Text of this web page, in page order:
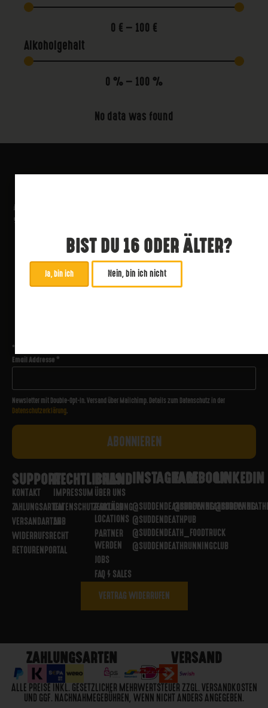
0 € — 100 €
Alkoholgehalt
0 % — 100 %
No data was found
*
Email Addresse*
Newsletter mit Double-Opt-In. Versand über Mailchimp. Details zum Datenschutz in der
Datenschutzerklärung.
SUPPORT
KONTAKT
ZAHLUNGSARTEN
VERSANDARTEN
WIDERRUFSRECHT
RETOURENPORTAL
RECHTLICHES
IMPRESSUM
DATENSCHUTZERKLÄRUNG
AGB
BRAND
ÜBER UNS
PARTNER
LOCATIONS
PARTNER
WERDEN
JOBS
FAQ / SALES
INSTAGRAM
@SUDDENDEATHBREWING
@SUDDENDEATHPUB
@SUDDENDEATH_FOODTRUCK
@SUDDENDEATHRUNNINGCLUB
FACEBOOK
@SUDDENDEATHBREWING
LINKEDIN
VERTRAG WIDERRUFEN
ZAHLUNGSARTEN VERSAND
ALLE PREISE INKL. GESETZLICHER MEHRWERTSTEUER ZZGL. VERSANDKOSTEN
UND GGF. NACHNAHMEGEBÜHREN, WENN NICHT ANDERS ANGEGEBEN.
BIST DU 16 ODER ÄLTER?
Ja, bin ich Nein, bin ich nicht